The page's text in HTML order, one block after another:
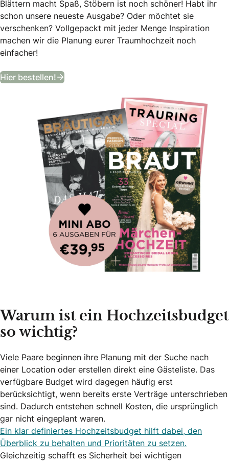
Blättern macht Spaß, Stöbern ist noch schöner! Habt ihr
schon unsere neueste Ausgabe? Oder möchtet sie
verschenken? Vollgepackt mit jeder Menge Inspiration
machen wir die Planung eurer Traumhochzeit noch
einfacher!
Hier bestellen! Bekommt ein Jahr lang das
Warum ist ein Hochzeitsbudget
so wichtig?
Viele Paare beginnen ihre Planung mit der Suche nach
einer Location oder erstellen direkt eine Gästeliste. Das
verfügbare Budget wird dagegen häufig erst
berücksichtigt, wenn bereits erste Verträge unterschrieben
sind. Dadurch entstehen schnell Kosten, die ursprünglich
gar nicht eingeplant waren.
Ein klar definiertes Hochzeitsbudget hilft dabei, den
Überblick zu behalten und Prioritäten zu setzen.
Gleichzeitig schafft es Sicherheit bei wichtigen